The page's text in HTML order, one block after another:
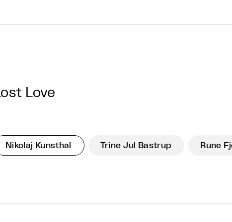
Lost Love
Nikolaj Kunsthal Trine Jul Bastrup Rune